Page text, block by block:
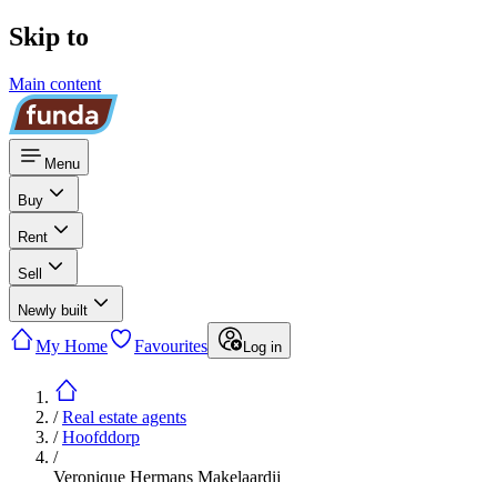
Skip to
Main content
Menu
Buy
Rent
Sell
Newly built
My Home Favourites Log in
/Real estate agents
/Hoofddorp
/
Veronique Hermans Makelaardij